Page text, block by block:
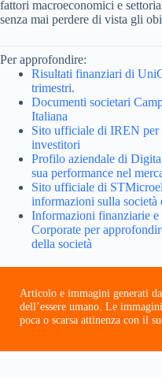
fattori macroeconomici e
senza mai perdere di vista gli
Per approfondire:
Risultati finanziari di
trimestri.
Documenti societari
Italiana
Sito ufficiale di IREN per
investitori
Profilo aziendale di
sua performance nel
Sito ufficiale di
informazioni sulla
Informazioni finanziarie
Corporate per
della società
Articolo e immagini generati
dell’essere umano. Le
poca o scarsa attinenza con il